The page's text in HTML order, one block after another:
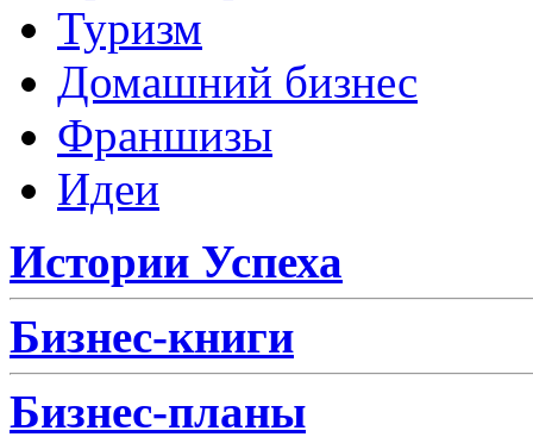
Туризм
Домашний бизнес
Франшизы
Идеи
Истории Успеха
Бизнес-книги
Бизнес-планы